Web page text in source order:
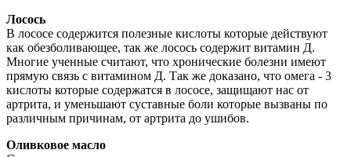
Лосось
В лососе содержится полезные кислоты которые действуют
как обезболивающее, так же лосось содержит витамин Д.
Многие ученные считают, что хронические болезни имеют
прямую связь с витамином Д. Так же доказано, что омега - 3
кислоты которые содержатся в лососе, защищают нас от
артрита, и уменьшают суставные боли которые вызваны по
различным причинам, от артрита до ушибов.
Оливковое масло